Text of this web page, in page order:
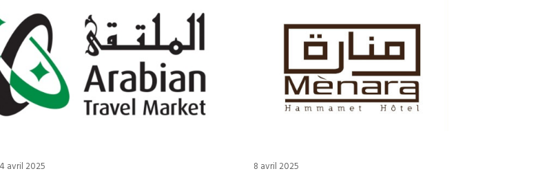
avril 2025 8 avril 2025